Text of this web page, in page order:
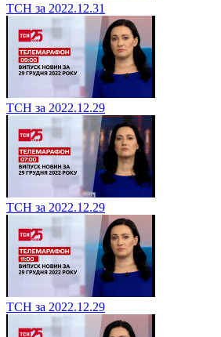
ТСН за 2022.12.31
ТСН за 2022.12.29
ТСН за 2022.12.29
ТСН за 2022.12.29